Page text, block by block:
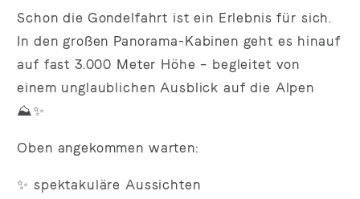
Schon die Gondelfahrt ist ein Erlebnis für sich.
In den großen Panorama-Kabinen geht es hinauf
auf fast 3.000 Meter Höhe – begleitet von
einem unglaublichen Ausblick auf die Alpen
⛰️✨
Oben angekommen warten:
✨ spektakuläre Aussichten